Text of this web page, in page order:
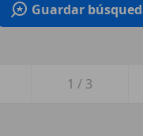
Guardar
1 / 3